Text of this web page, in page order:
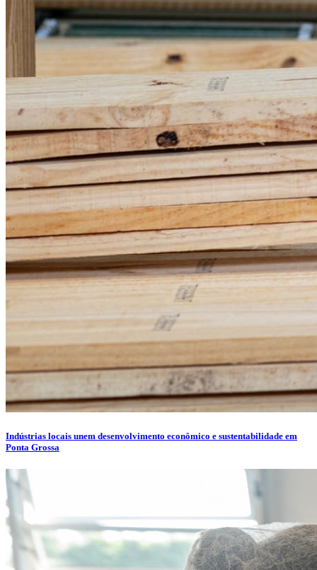
Indústrias locais unem desenvolvimento econômico e sustentabilidade em
Ponta Grossa